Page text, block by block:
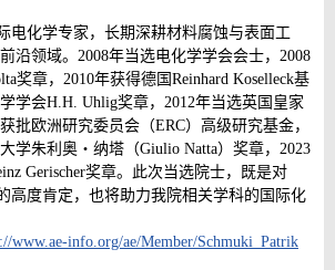
电化学专家，长期深耕材料腐蚀与表面工
沿领域。2008年当选电化学学会会士，2008
奖章，2010年获得德国Reinhard Koselleck基
学会H.H. Uhlig奖章，2012年当选英国皇家
批欧洲研究委员会（ERC）高级研究基金，
学朱利奥・纳塔（Giulio Natta）奖章，2023
Gerischer奖章。此次当选院士，既是对
高度肯定，也将助力我院相关学科的国际化
www.ae-info.org/ae/Member/Schmuki_Patrik